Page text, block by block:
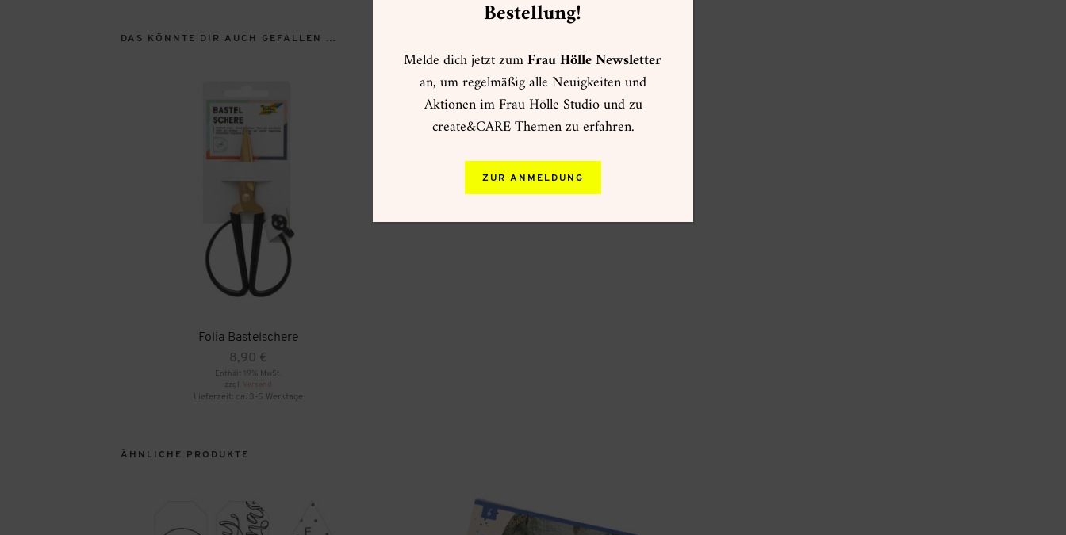
DAS KÖNNTE DIR AUCH GEFALLEN …
Folia Bastelschere
8,90 €
Enthält 19% MwSt.
zzgl. Versand
Lieferzeit: ca. 3-5 Werktage
ÄHNLICHE PRODUKTE
Bestellung!
Melde dich jetzt zumFrau Hölle Newsletter
an, um regelmäßig alle Neuigkeiten und
Aktionen im Frau Hölle Studio und zu
create&CARE Themen zu erfahren.
ZUR ANMELDUNG